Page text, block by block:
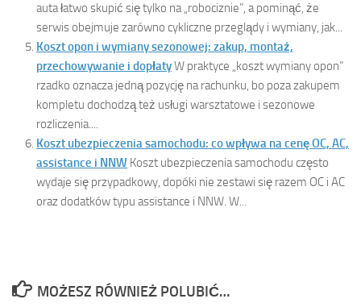
auta łatwo skupić się tylko na „robociznie”, a pominąć, że
serwis obejmuje zarówno cykliczne przeglądy i wymiany, jak...
Koszt opon i wymiany sezonowej: zakup, montaż,
przechowywanie i dopłatyW praktyce „koszt wymiany opon”
rzadko oznacza jedną pozycję na rachunku, bo poza zakupem
kompletu dochodzą też usługi warsztatowe i sezonowe
rozliczenia....
Koszt ubezpieczenia samochodu: co wpływa na cenę OC, AC,
assistance i NNW Koszt ubezpieczenia samochodu często
wydaje się przypadkowy, dopóki nie zestawi się razem OC i AC
oraz dodatków typu assistance i NNW. W...
MOŻESZ RÓWNIEŻ POLUBIĆ…